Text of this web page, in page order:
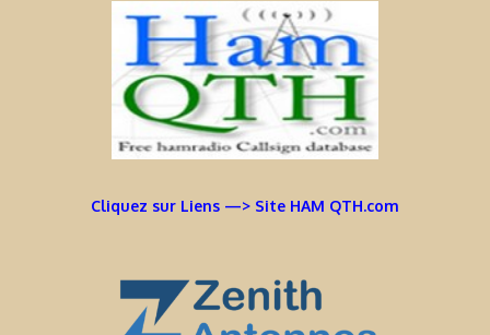
Cliquez sur Liens —> Site HAM QTH.com